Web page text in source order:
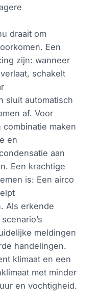
draait om
Een
zijn: wanneer
schakelt
sluit automatisch
af. Voor
maken
en
aan
Een krachtige
is: Een airco
Als erkende
meldingen
handelingen.
klimaat en een
met minder
en vochtigheid.